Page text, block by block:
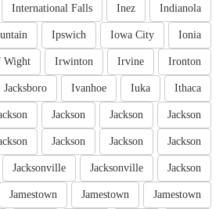
Indianola
Inez
International Falls
Ionia
Iowa City
Ipswich
Ironton
Irvine
Irwinton
Wight
Ithaca
Iuka
Ivanhoe
Jacksboro
Jackson
Jackson
Jackson
Jackson
Jackson
Jackson
Jackson
Jacksonville
Jacksonville
Jamestown
Jamestown
Jamestown